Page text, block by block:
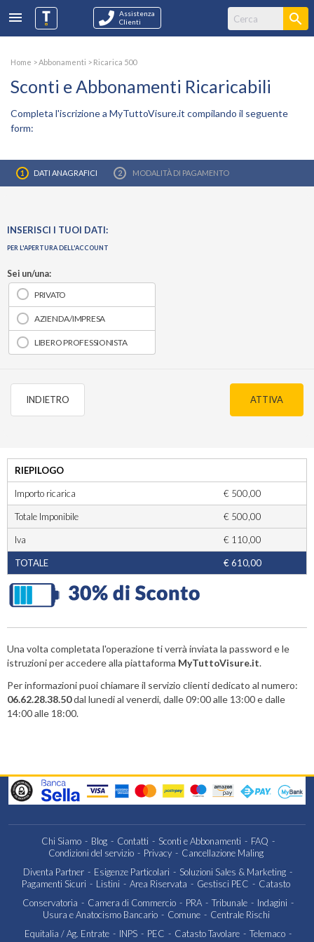
Assistenza
Clienti
Home >Abbonamenti > Ricarica 500
Sconti e Abbonamenti Ricaricabili
Completa l'iscrizione a MyTuttoVisure.it compilando il seguente
form:
DATI ANAGRAFICI MODALITÀ DI PAGAMENTO
INSERISCI I TUOI DATI:
PER L'APERTURA DELL'ACCOUNT
Sei un/una:
PRIVATO
AZIENDA/IMPRESA
LIBERO PROFESSIONISTA
ATTIVA
INDIETRO
RIEPILOGO
Importo ricarica € 500,00
Totale Imponibile € 500,00
Iva € 110,00
TOTALE € 610,00
Una volta completata l'operazione ti verrà inviata la password e le
istruzioni per accedere alla piattaforma MyTuttoVisure.it.
Per informazioni puoi chiamare il servizio clienti dedicato al numero:
06.62.28.38.50dal lunedi al venerdi, dalle 09:00 alle 13:00 e dalle
14:00 alle 18:00.
Chi Siamo Blog Contatti Sconti e Abbonamenti
FAQ
Condizioni del servizio
Privacy
Cancellazione Maling
Diventa Partner
Esigenze Particolari
Soluzioni Sales & Marketing
Pagamenti Sicuri
Listini Area Riservata Gestisci PEC
Catasto
Conservatoria
Camera di Commercio PRA Tribunale
Indagini
Usura e Anatocismo Bancario
Comune
Centrale Rischi
Equitalia / Ag. Entrate
INPS PEC Catasto Tavolare
Telemaco